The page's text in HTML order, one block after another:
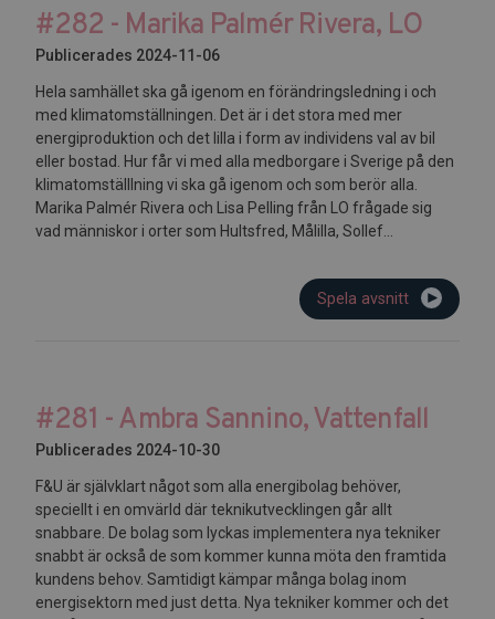
#282 - Marika Palmér Rivera, LO
Publicerades 2024-11-06
Hela samhället ska gå igenom en förändringsledning i och
med klimatomställningen. Det är i det stora med mer
energiproduktion och det lilla i form av individens val av bil
eller bostad. Hur får vi med alla medborgare i Sverige på den
klimatomställlning vi ska gå igenom och som berör alla.
Marika Palmér Rivera och Lisa Pelling från LO frågade sig
vad människor i orter som Hultsfred, Målilla, Sollef...
Spela avsnitt
#281 - Ambra Sannino, Vattenfall
Publicerades 2024-10-30
F&U är självklart något som alla energibolag behöver,
speciellt i en omvärld där teknikutvecklingen går allt
snabbare. De bolag som lyckas implementera nya tekniker
snabbt är också de som kommer kunna möta den framtida
kundens behov. Samtidigt kämpar många bolag inom
energisektorn med just detta. Nya tekniker kommer och det